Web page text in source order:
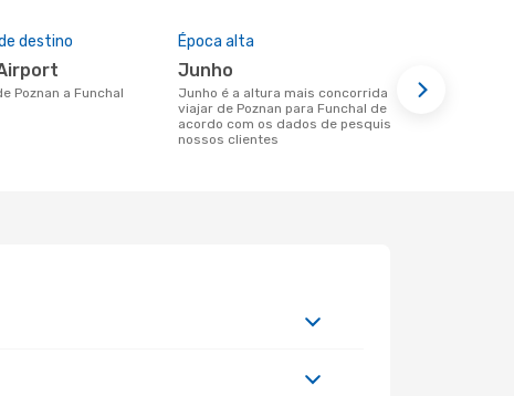
destino
Airport
Poznan a Funchal
Época alta
junho
junho é a altura mais concorrida para
viajar de Poznan para Funchal de
acordo com os dados de pesquisa dos
nossos clientes